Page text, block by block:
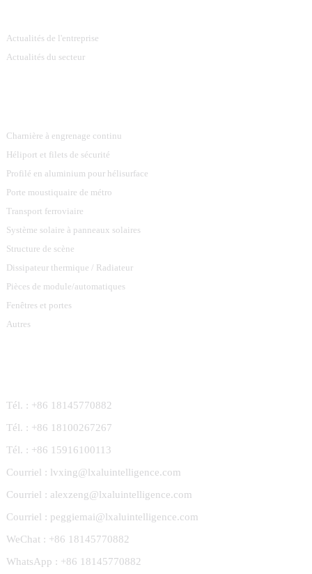
Actualités de l'entreprise
Actualités du secteur
Charnière à engrenage continu
Héliport et filets de sécurité
Profilé en aluminium pour hélisurface
Porte moustiquaire de métro
Transport ferroviaire
Système solaire à panneaux solaires
Structure de scène
Dissipateur thermique / Radiateur
Pièces de module/automatiques
Fenêtres et portes
Autres
Tél. : +86 18145770882
Tél. : +86 18100267267
Tél. : +86 15916100113
Courriel : lvxing@lxaluintelligence.com
Courriel : alexzeng@lxaluintelligence.com
Courriel : peggiemai@lxaluintelligence.com
WeChat : +86 18145770882
WhatsApp : +86 18145770882